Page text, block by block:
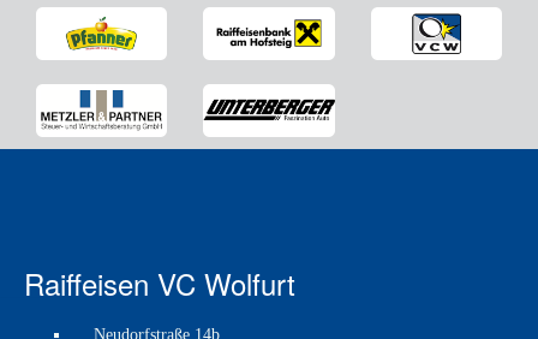
Raiffeisen VC Wolfurt
Neudorfstraße 14b